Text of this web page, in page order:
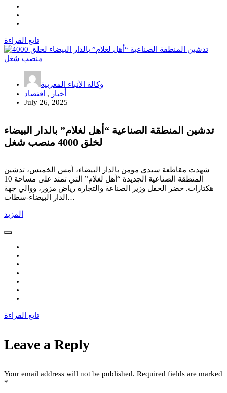
تابع القراءة
وكالة الأنباء المغربية
أخبار ,
اقتصاد
July 26, 2025
تدشين المنطقة الصناعية “أهل لغلام” بالدار البيضاء
لخلق 4000 منصب شغل
شهدت مقاطعة سيدي مومن بالدار البيضاء، أمس الخميس، تدشين
المنطقة الصناعية الجديدة “أهل لغلام” التي تمتد على مساحة 10
هكتارات. حضر الحفل وزير الصناعة والتجارة رياض مزور، ووالي جهة
الدار البيضاء-سطات…
المزيد
تابع القراءة
Leave a Reply
Your email address will not be published. Required fields are marked
*